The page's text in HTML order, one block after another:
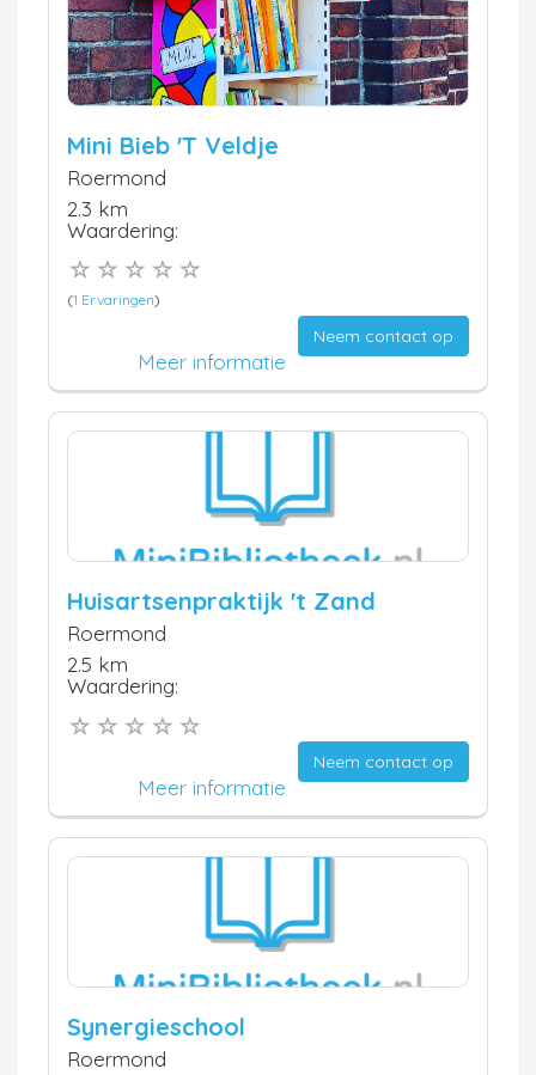
Mini Bieb 'T Veldje
Roermond
2.3 km
Waardering:
(1 Ervaringen)
Neem contact op
Meer informatie
Huisartsenpraktijk 't Zand
Roermond
2.5 km
Waardering:
Neem contact op
Meer informatie
Synergieschool
Roermond